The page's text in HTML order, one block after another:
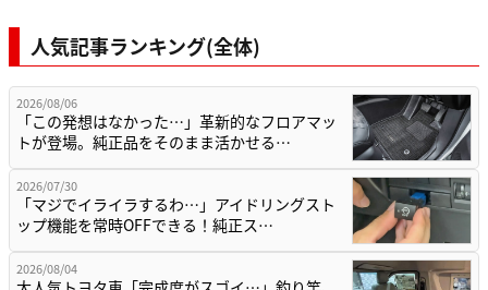
人気記事ランキング(全体)
2026/08/06
「この発想はなかった…」革新的なフロアマッ
トが登場。純正品をそのまま活かせる…
2026/07/30
「マジでイライラするわ…」アイドリングスト
ップ機能を常時OFFできる！純正ス…
2026/08/04